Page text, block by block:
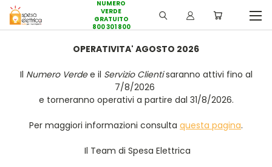
NUMERO
VERDE
GRATUITO
800 301 800
OPERATIVITA' AGOSTO 2026
Il Numero Verdee il Servizio Clientisaranno attivi fino al
7/8/2026
e torneranno operativi a partire dal 31/8/2026.
Per maggiori informazioni consulta questa pagina.
Il Team di Spesa Elettrica